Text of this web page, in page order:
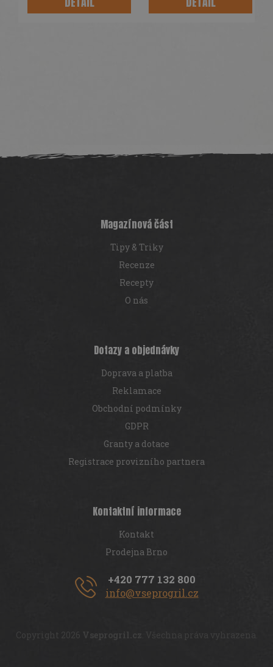
á
Magazínová část
Tipy & Triky
Recenze
Recepty
O nás
Dotazy a objednávky
Doprava a platba
Reklamace
Obchodní podmínky
GDPR
Granty a dotace
Registrace provizního partnera
Kontaktní informace
Kontakt
Prodejna Brno
+420 777 132 800
info@vseprogril.cz
Copyright 2026 Vseprogril.cz . Všechna práva vyhrazena.
ZÍSKEJTE 100 Kč NA PRVNÍ NÁKUP